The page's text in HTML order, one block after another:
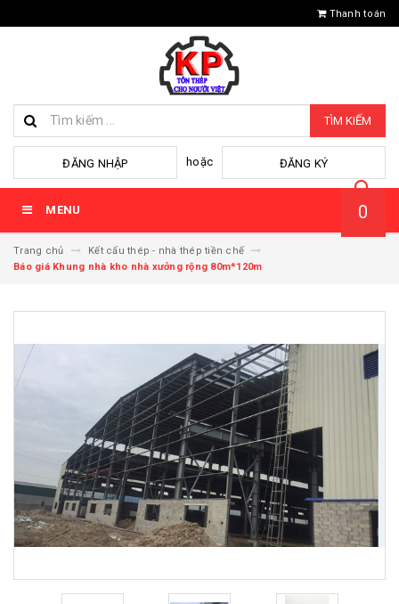
Thanh toán
TÌM KIẾM
ĐĂNG NHẬP hoặc ĐĂNG KÝ
MENU 0
Trang chủ
Kết cấu thép - nhà thép tiền chế
Báo giá Khung nhà kho nhà xưởng rộng 80m*120m